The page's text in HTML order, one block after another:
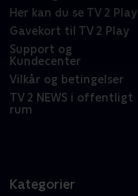
Her kan du se TV 2 Play
Gavekort til TV 2 Play
Support og
Kundecenter
Vilkår og betingelser
TV 2 NEWS i offentligt
rum
Kategorier